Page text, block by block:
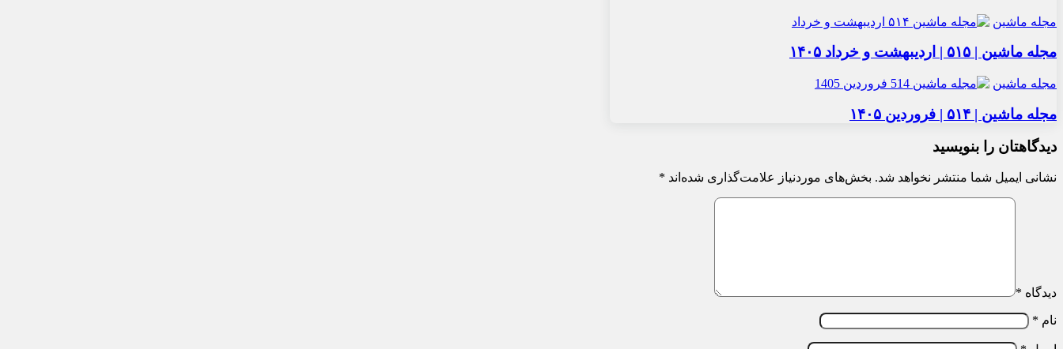
مجله ماشین
مجله ماشین | ۵۱۵ | اردیبهشت و خرداد ۱۴۰۵
مجله ماشین
مجله ماشین | ۵۱۴ | فروردین ۱۴۰۵
دیدگاهتان را بنویسید
نشانی ایمیل شما منتشر نخواهد شد. بخش‌های موردنیاز علامت‌گذاری شده‌اند *
دیدگاه *
نام *